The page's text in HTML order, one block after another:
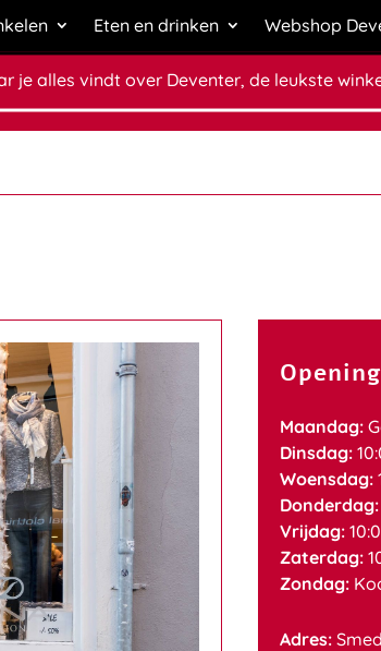
Eten en drinken Webshop
je alles vindt over Deventer, de leukste
Maandag:
Dinsdag:
Woensdag:
Donderdag:
Vrijdag:
Zaterdag:
Zondag:
Adres: